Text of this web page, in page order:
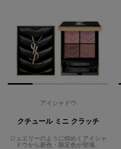
アイシャドウ
クチュール ミニ クラッチ
ジュエリーのように煌めくアイシャ
ドウから新色・限定色が登場。